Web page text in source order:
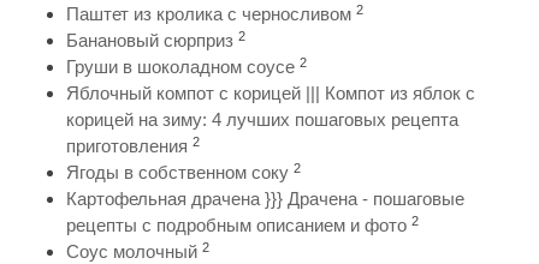
Паштет из кролика с черносливом 2
Банановый сюрприз 2
Груши в шоколадном соусе 2
Яблочный компот с корицей ||| Компот из яблок с
корицей на зиму: 4 лучших пошаговых рецепта
приготовления 2
Ягоды в собственном соку 2
Картофельная драчена }}} Драчена - пошаговые
рецепты с подробным описанием и фото 2
Соус молочный 2